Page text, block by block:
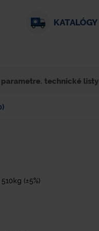
KATALÓGY
technické listy
(±5%)